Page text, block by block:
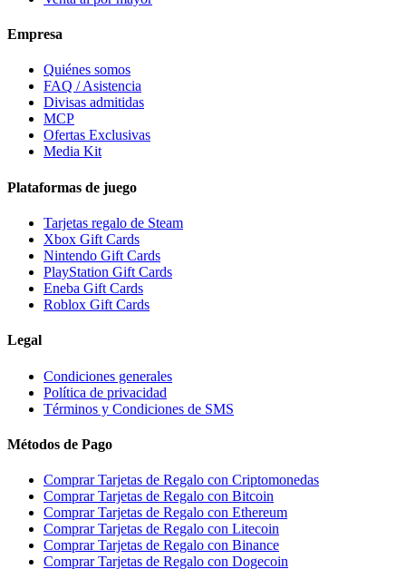
Empresa
Quiénes somos
FAQ / Asistencia
Divisas admitidas
MCP
Ofertas Exclusivas
Media Kit
Plataformas de juego
Tarjetas regalo de Steam
Xbox Gift Cards
Nintendo Gift Cards
PlayStation Gift Cards
Eneba Gift Cards
Roblox Gift Cards
Legal
Condiciones generales
Política de privacidad
Términos y Condiciones de SMS
Métodos de Pago
Comprar Tarjetas de Regalo con Criptomonedas
Comprar Tarjetas de Regalo con Bitcoin
Comprar Tarjetas de Regalo con Ethereum
Comprar Tarjetas de Regalo con Litecoin
Comprar Tarjetas de Regalo con Binance
Comprar Tarjetas de Regalo con Dogecoin